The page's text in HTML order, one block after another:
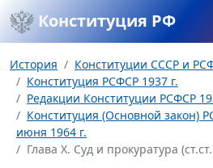
Конституция РФ
История
Конституции СССР и
Конституция РСФСР 1937 г.
Редакции Конституции РСФСР
Конституция (Основной закон)
июня 1964 г.
Глава Х. Суд и прокуратура